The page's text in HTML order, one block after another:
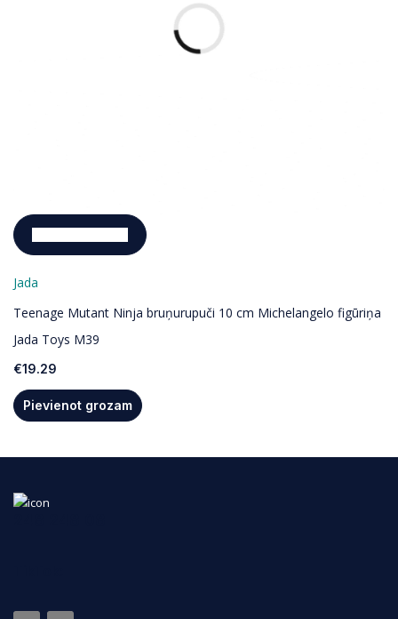
Jada
Teenage Mutant Ninja bruņurupuči 10 cm Michelangelo figūriņa
Jada Toys M39
€19.29
Pievienot grozam